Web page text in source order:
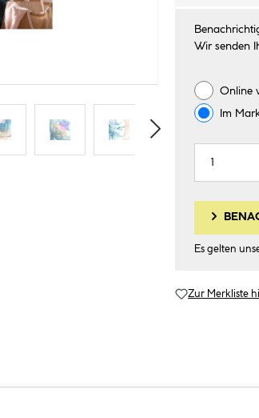
Wir senden
Online
Im
Es gelten
Zur Merkliste